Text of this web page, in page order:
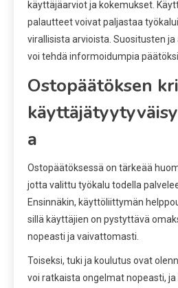
käyttäjäarviot ja kokemukset.
palautteet voivat paljastaa
virallisista arvioista. Suositusten
voi tehdä informoidumpia
Ostopäätöksen
a
Ostopäätöksessä on tärkeää
jotta valittu työkalu todella
Ensinnäkin, käyttöliittymän
sillä käyttäjien on pystyttävä
nopeasti ja vaivattomasti.
Toiseksi, tuki ja koulutus ovat
voi ratkaista ongelmat nopeasti,